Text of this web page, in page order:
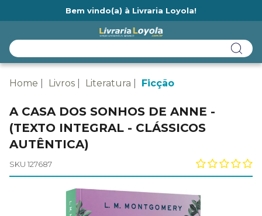
Bem vindo(a) à Livraria Loyola!
Home Livros Literatura Ficção
A CASA DOS SONHOS DE ANNE -
(TEXTO INTEGRAL - CLÁSSICOS
AUTÊNTICA)
SKU 127687